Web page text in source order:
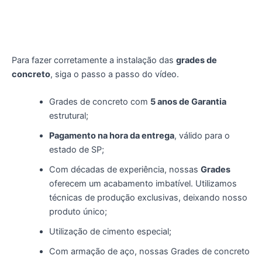
Para fazer corretamente a instalação das grades de
concreto, siga o passo a passo do vídeo.
Grades de concreto com 5 anos de Garantia
estrutural;
Pagamento na hora da entrega, válido para o
estado de SP;
Com décadas de experiência, nossas Grades
oferecem um acabamento imbatível. Utilizamos
técnicas de produção exclusivas, deixando nosso
produto único;
Utilização de cimento especial;
Com armação de aço, nossas Grades de concreto